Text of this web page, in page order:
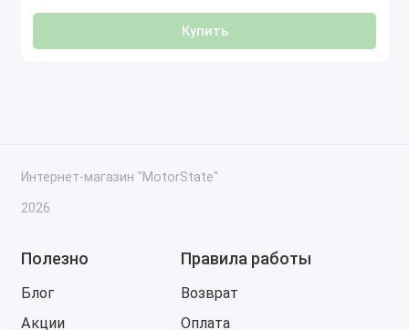
Купить
Интернет-магазин "MotorState"
2026
Полезно
Блог
Акции
Правила работы
Возврат
Оплата